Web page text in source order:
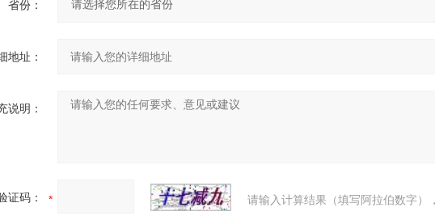
省份：
地址：
说明：
证码： 请输入计算结果（填写阿拉伯数字）